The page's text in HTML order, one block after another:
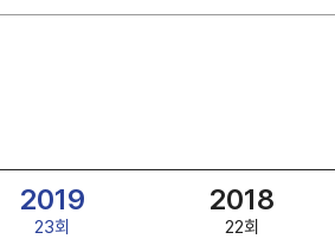
2019
23회
2018
22회